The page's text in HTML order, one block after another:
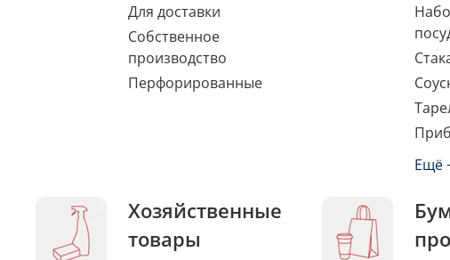
Для доставки
Собственное
производство
Перфорированные
Ещё
Хозяйственные
товары